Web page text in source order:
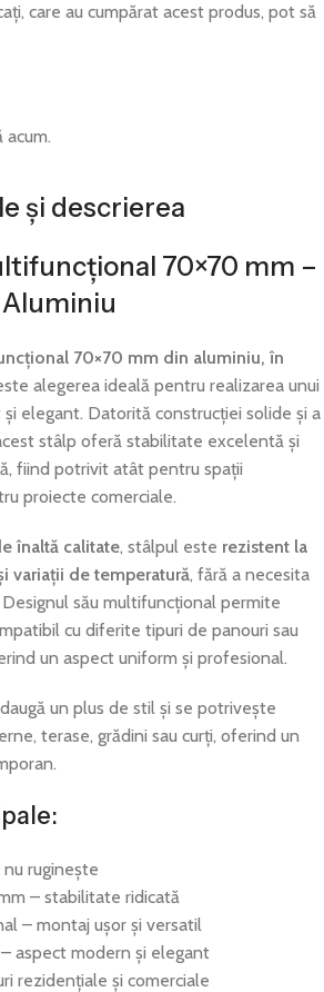
acum.
care au cumpărat acest produs, pot să
și descrierea
70×70 mm –
70×70 mm din aluminiu, în
alegerea ideală pentru realizarea unui
elegant. Datorită construcției solide și a
stâlp oferă stabilitate excelentă și
fiind potrivit atât pentru spații
proiecte comerciale.
înaltă calitate, stâlpul este rezistent la
variații de temperatură, fără a necesita
său multifuncțional permite
cu diferite tipuri de panouri sau
un aspect uniform și profesional.
un plus de stil și se potrivește
terase, grădini sau curți, oferind un
ruginește
– stabilitate ridicată
– montaj ușor și versatil
aspect modern și elegant
rezidențiale și comerciale